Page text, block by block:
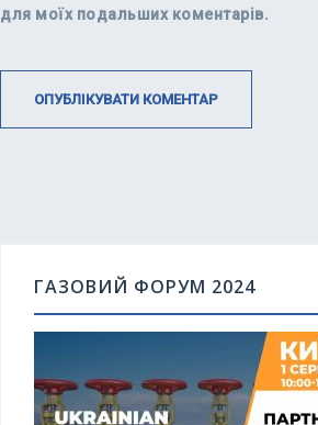
для моїх подальших коментарів.
ГАЗОВИЙ ФОРУМ 2024